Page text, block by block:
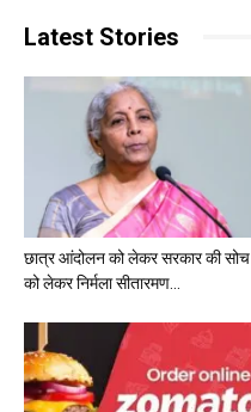
Latest Stories
छात्र आंदोलन को लेकर सरकार की सोच
को लेकर निर्मला सीतारमण...